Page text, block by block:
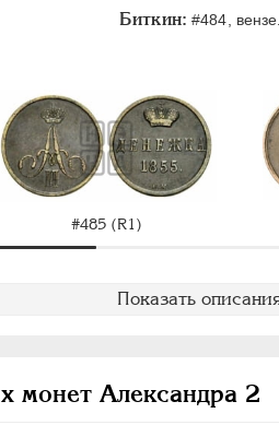
Биткин: #484,
#485 (R1)
Показать
монет Александра 2